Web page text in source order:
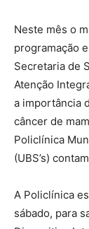
Neste mês o
programação
Secretaria de
Atenção
a importância
câncer de
Policlínica
(UBS’s)
A Policlínica
sábado, para